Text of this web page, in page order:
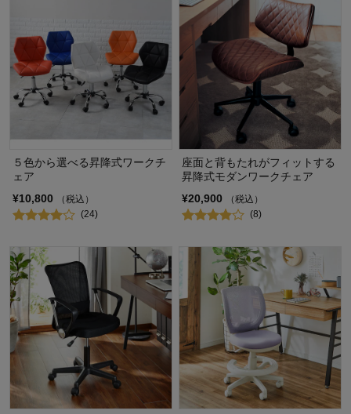
５色から選べる昇降式ワークチ
ェア
¥10,800
（税込）
(24)
座面と背もたれがフィットする
昇降式モダンワークチェア
¥20,900
（税込）
(8)